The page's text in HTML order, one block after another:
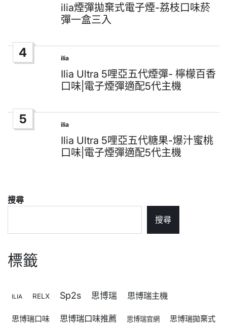
in
ilia煙彈拋棄式電子煙-荔枝口味菸
彈一盒三入
4
Posted
in
ilia
Ilia Ultra 5哩亞五代煙彈- 檸檬百香
口味|電子煙彈適配5代主機
5
Posted
in
ilia
Ilia Ultra 5哩亞五代糖果-爆汁蜜桃
口味|電子煙彈適配5代主機
搜尋
搜尋
標籤
ILIA RELX Sp2s 思博瑞 思博瑞主機
思博瑞口味 思博瑞口味推薦 思博瑞官網 思博瑞拋棄式